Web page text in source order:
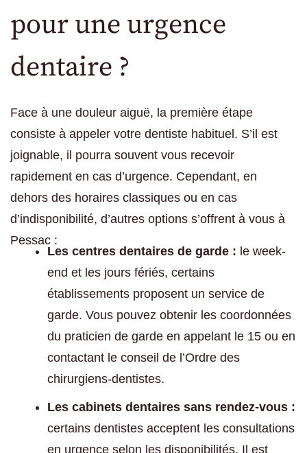
pour une urgence
dentaire ?
Face à une douleur aiguë, la première étape
consiste à appeler votre dentiste habituel. S’il est
joignable, il pourra souvent vous recevoir
rapidement en cas d’urgence. Cependant, en
dehors des horaires classiques ou en cas
d’indisponibilité, d’autres options s’offrent à vous à
Pessac :
Les centres dentaires de garde : le week-
end et les jours fériés, certains
établissements proposent un service de
garde. Vous pouvez obtenir les coordonnées
du praticien de garde en appelant le 15 ou en
contactant le conseil de l’Ordre des
chirurgiens-dentistes.
Les cabinets dentaires sans rendez-vous :
certains dentistes acceptent les consultations
en urgence selon les disponibilités. Il est